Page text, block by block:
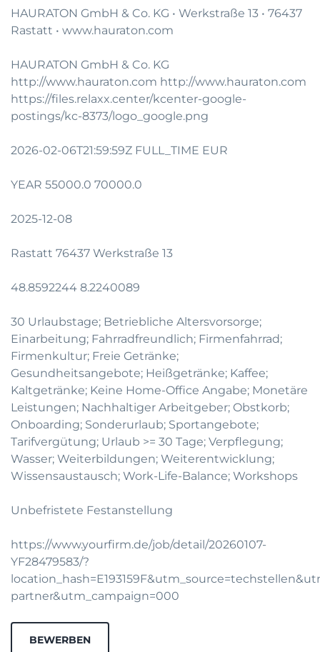
HAURATON GmbH & Co. KG • Werkstraße 13 • 76437
Rastatt • www.hauraton.com
HAURATON GmbH & Co. KG
http://www.hauraton.com http://www.hauraton.com
https://files.relaxx.center/kcenter-google-
postings/kc-8373/logo_google.png
2026-02-06T21:59:59Z FULL_TIME EUR
YEAR 55000.0 70000.0
2025-12-08
Rastatt 76437 Werkstraße 13
48.8592244 8.2240089
30 Urlaubstage; Betriebliche Altersvorsorge;
Einarbeitung; Fahrradfreundlich; Firmenfahrrad;
Firmenkultur; Freie Getränke;
Gesundheitsangebote; Heißgetränke; Kaffee;
Kaltgetränke; Keine Home-Office Angabe; Monetäre
Leistungen; Nachhaltiger Arbeitgeber; Obstkorb;
Onboarding; Sonderurlaub; Sportangebote;
Tarifvergütung; Urlaub >= 30 Tage; Verpflegung;
Wasser; Weiterbildungen; Weiterentwicklung;
Wissensaustausch; Work-Life-Balance; Workshops
Unbefristete Festanstellung
https://www.yourfirm.de/job/detail/20260107-
YF28479583/?
partner&utm_campaign=000
BEWERBEN